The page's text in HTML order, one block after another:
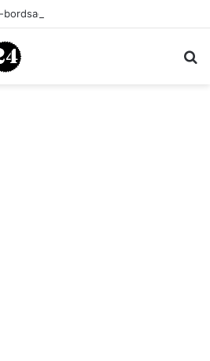
til Festool billigere